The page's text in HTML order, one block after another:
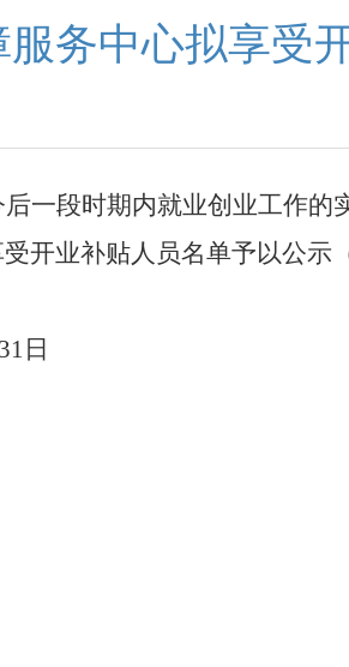
务中心拟享受
一段时期内就业创业工作的
开业补贴人员名单予以公示
日